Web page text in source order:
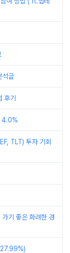
석글
후기
4.0%
TLT) 투자 기회
기 좋은 화려한 경
27.99%)